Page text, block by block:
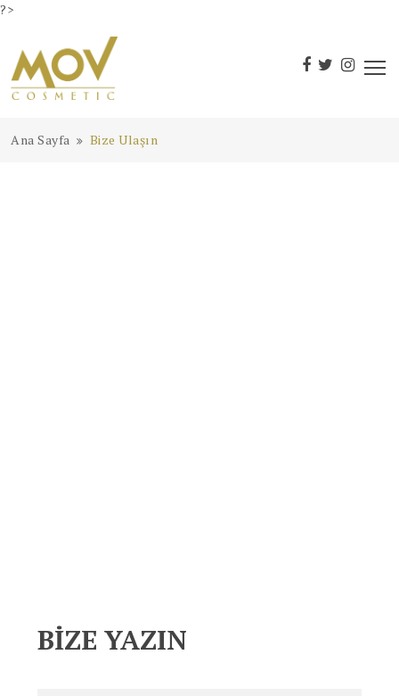
?>
Ana Sayfa Bize Ulaşın
BİZE YAZIN